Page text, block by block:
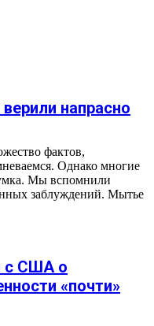
напрасно
фактов,
Однако многие
Мы вспомнили
заблуждений. Мытье
с США о
«почти»